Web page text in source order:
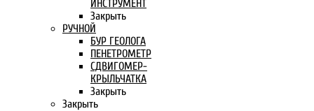
ИНСТРУМЕНТ
Закрыть
РУЧНОЙ
БУР ГЕОЛОГА
ПЕНЕТРОМЕТР
СДВИГОМЕР-
КРЫЛЬЧАТКА
Закрыть
Закрыть